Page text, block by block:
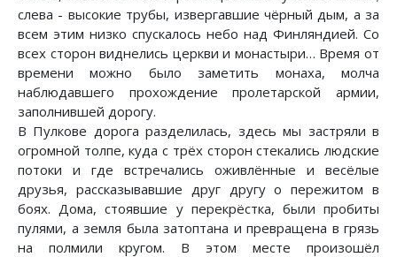
слева - высокие трубы, извергавшие чёрный дым, а за
всем этим низко спускалось небо над Финляндией. Со
всех сторон виднелись церкви и монастыри… Время от
времени можно было заметить монаха, молча
наблюдавшего прохождение пролетарской армии,
заполнившей дорогу.
В Пулкове дорога разделилась, здесь мы застряли в
огромной толпе, куда с трёх сторон стекались людские
потоки и где встречались оживлённые и весёлые
друзья, рассказывавшие друг другу о пережитом в
боях. Дома, стоявшие у перекрёстка, были пробиты
пулями, а земля была затоптана и превращена в грязь
на полмили кругом. В этом месте произошёл